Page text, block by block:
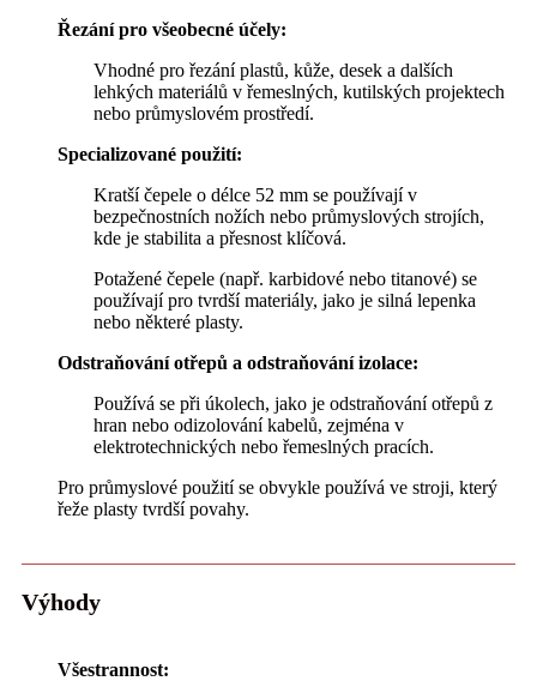
Řezání pro všeobecné účely:
Vhodné pro řezání plastů, kůže, desek a dalších
lehkých materiálů v řemeslných, kutilských projektech
nebo průmyslovém prostředí.
Specializované použití:
Kratší čepele o délce 52 mm se používají v
bezpečnostních nožích nebo průmyslových strojích,
kde je stabilita a přesnost klíčová.
Potažené čepele (např. karbidové nebo titanové) se
používají pro tvrdší materiály, jako je silná lepenka
nebo některé plasty.
Odstraňování otřepů a odstraňování izolace:
Používá se při úkolech, jako je odstraňování otřepů z
hran nebo odizolování kabelů, zejména v
elektrotechnických nebo řemeslných pracích.
Pro průmyslové použití se obvykle používá ve stroji, který
řeže plasty tvrdší povahy.
Výhody
Všestrannost: